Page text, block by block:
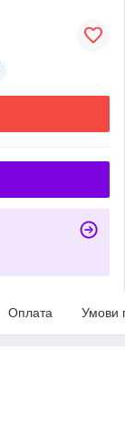
Оплата Умови